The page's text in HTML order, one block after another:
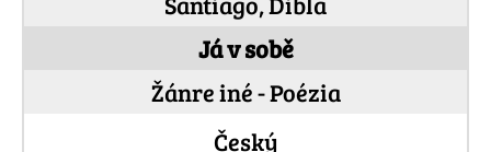
Já v sobě
Žánre iné - Poézia
Český